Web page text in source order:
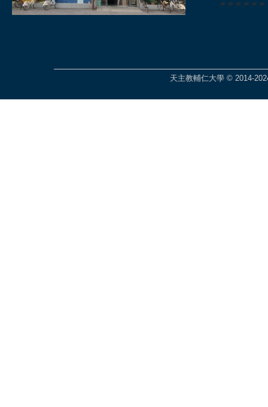
天主教輔仁大學 © 2014-